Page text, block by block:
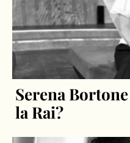
Serena
la Rai?